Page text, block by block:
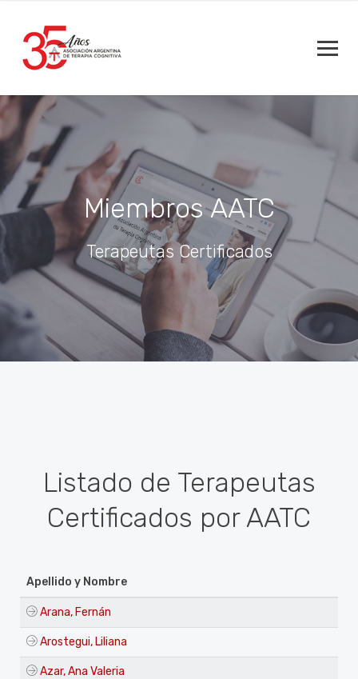
Miembros AATC
Terapeutas Certificados
Listado de Terapeutas
Certificados por AATC
Apellido y Nombre
Arana, Fernán
Arostegui, Liliana
Azar, Ana Valeria